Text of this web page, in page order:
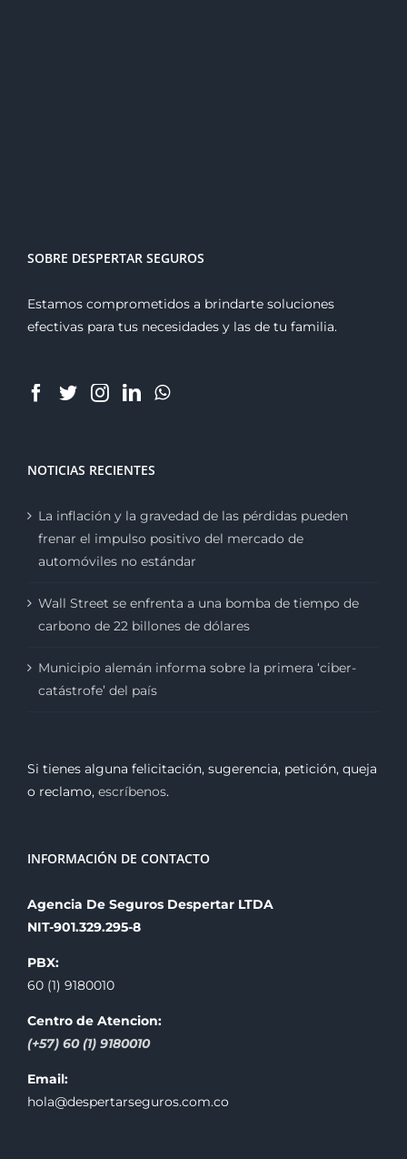
SOBRE DESPERTAR SEGUROS
Estamos comprometidos a brindarte soluciones
efectivas para tus necesidades y las de tu familia.
NOTICIAS RECIENTES
La inflación y la gravedad de las pérdidas pueden
frenar el impulso positivo del mercado de
automóviles no estándar
Wall Street se enfrenta a una bomba de tiempo de
carbono de 22 billones de dólares
Municipio alemán informa sobre la primera ‘ciber-
catástrofe’ del país
Si tienes alguna felicitación, sugerencia, petición, queja
o reclamo, escríbenos.
INFORMACIÓN DE CONTACTO
Agencia De Seguros Despertar LTDA
NIT-901.329.295-8
PBX:
60 (1) 9180010
Centro de Atencion:
(+57) 60 (1) 9180010
Email:
hola@despertarseguros.com.co